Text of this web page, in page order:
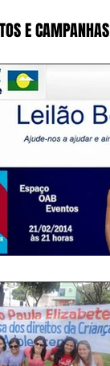
E CAMPANHAS